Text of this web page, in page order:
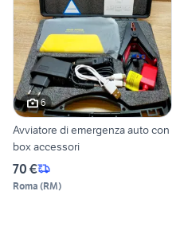
6
Avviatore di emergenza auto con
box accessori
70 €
Roma (RM)